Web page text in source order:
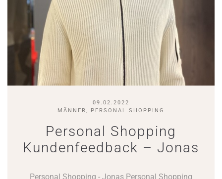
09.02.2022
MÄNNER, PERSONAL SHOPPING
Personal Shopping
Kundenfeedback – Jonas
Personal Shopping - Jonas Personal Shopping